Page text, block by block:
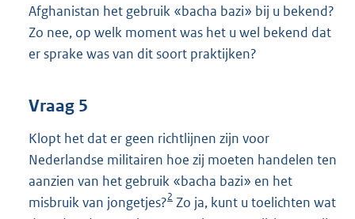
Afghanistan het gebruik «bacha bazi» bij u bekend?
Zo nee, op welk moment was het u wel bekend dat
er sprake was van dit soort praktijken?
Vraag 5
Klopt het dat er geen richtlijnen zijn voor
Nederlandse militairen hoe zij moeten handelen ten
aanzien van het gebruik «bacha bazi» en het
misbruik van jongetjes?2 Zo ja, kunt u toelichten wat